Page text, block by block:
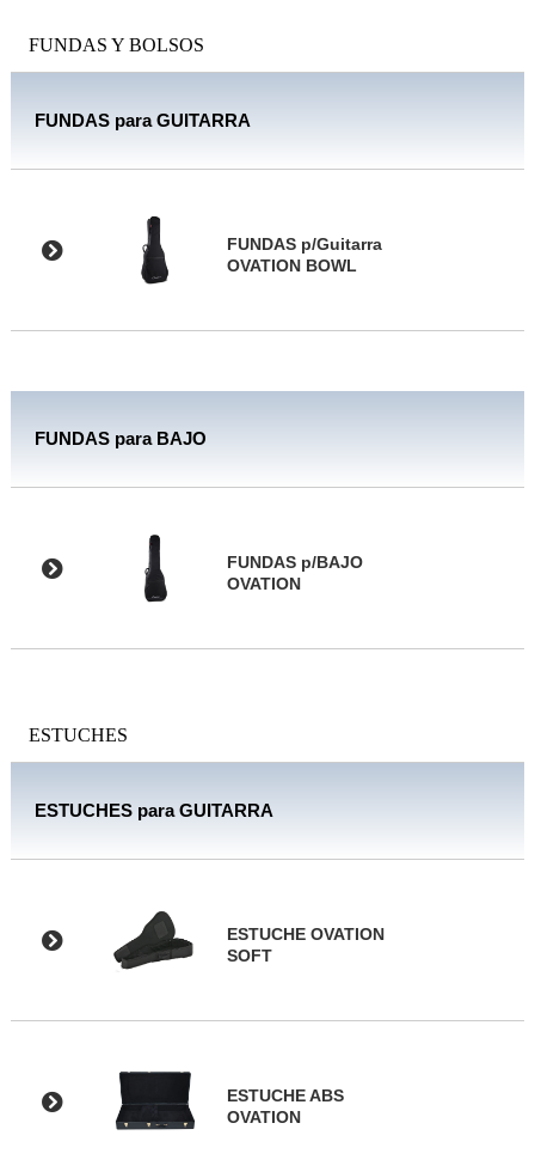
FUNDAS Y BOLSOS
FUNDAS para GUITARRA
FUNDAS p/Guitarra
OVATION BOWL
FUNDAS para BAJO
FUNDAS p/BAJO
OVATION
ESTUCHES
ESTUCHES para GUITARRA
ESTUCHE OVATION
SOFT
ESTUCHE ABS
OVATION